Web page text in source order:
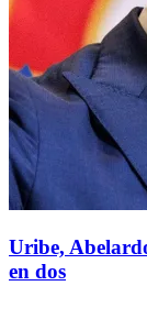
Uribe,
en dos